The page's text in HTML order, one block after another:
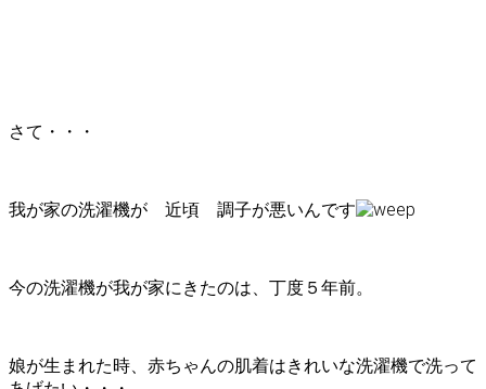
さて・・・
我が家の洗濯機が 近頃 調子が悪いんです
今の洗濯機が我が家にきたのは、丁度５年前。
娘が生まれた時、赤ちゃんの肌着はきれいな洗濯機で洗って